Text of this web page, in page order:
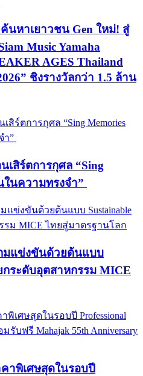
นหาเยาวชน Gen ใหม่! สู่
Music Yamaha
AGES Thailand
ชิงรางวัลกว่า 1.5 ล้าน
เสิร์ตการกุศล “Sing
ในความทรงจำ”
มแข่งขันด้วยต้นแบบ
กระดับอุตสาหกรรม MICE
าพิเศษสุดในรอบปี